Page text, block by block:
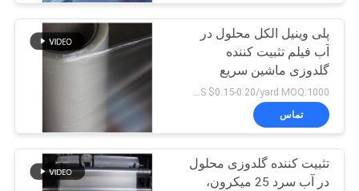
نقشه
سایت
PRIVACY
POLICY
پلی وینیل الکل محلول در
آب فیلم تثبیت کننده
گلدوزی ماشین سریع
US $0.15-0.20/yard MOQ:1000 یارد
تماس
تثبیت کننده گلدوزی محلول
در آب سرد 25 میکرون،